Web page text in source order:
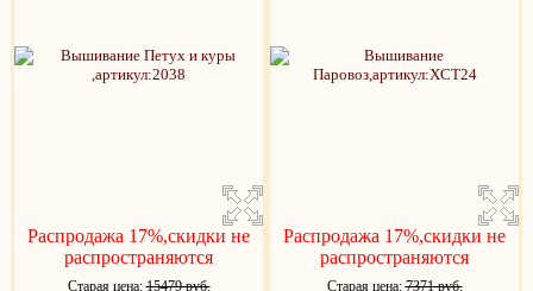
Распродажа 17%,скидки не
распространяются
Старая цена:15479 руб.
Распродажа 17%,скидки не
распространяются
Старая цена:7371 руб.